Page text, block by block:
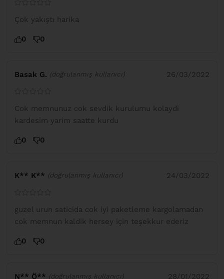
Çok yakıştı harika
0 0
Basak G. (doğrulanmış kullanıcı) 26/03/2022
Cok memnunuz cok sevdik kurulumu kolaydi
kardesim yarim saatte kurdu
0 0
K** K** (doğrulanmış kullanıcı) 24/03/2022
guzel urun saticida cok iyi paketleme kargolamadan
cok memnun kaldik hersey için teşekkur ederiz
0 0
N** Ö** (doğrulanmış kullanıcı) 28/01/2022